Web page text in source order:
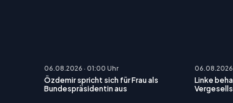
06.08.2026 · 01:00 Uhr
Özdemir spricht sich für Frau als
Bundespräsidentin aus
06.08.2026
Linke